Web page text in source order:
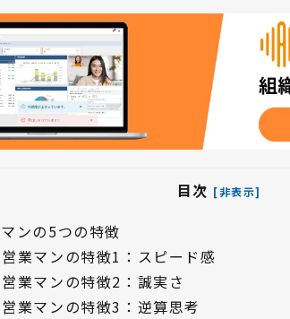
目次 [非表示]
ンの5つの特徴
業マンの特徴1：スピード感
業マンの特徴2：誠実さ
業マンの特徴3：逆算思考